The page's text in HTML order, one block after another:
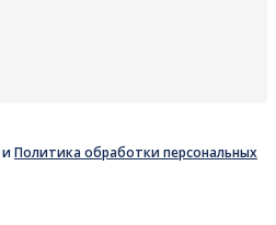
иПолитика обработки персональных